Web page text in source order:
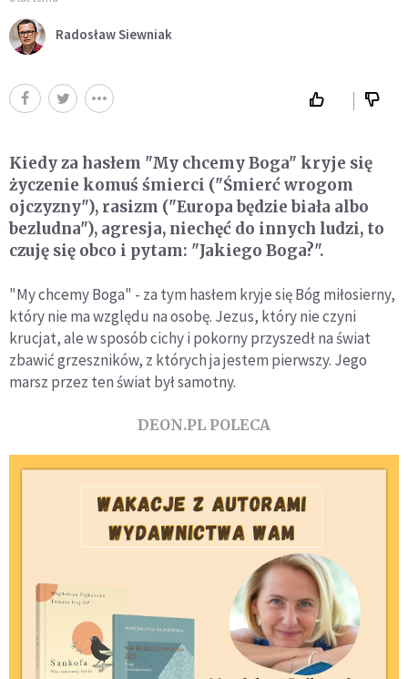
Radosław Siewniak
Kiedy za hasłem "My chcemy Boga" kryje się
życzenie komuś śmierci ("Śmierć wrogom
ojczyzny"), rasizm ("Europa będzie biała albo
bezludna"), agresja, niechęć do innych ludzi, to
czuję się obco i pytam: "Jakiego Boga?".
"My chcemy Boga" - za tym hasłem kryje się Bóg miłosierny,
który nie ma względu na osobę. Jezus, który nie czyni
krucjat, ale w sposób cichy i pokorny przyszedł na świat
zbawić grzeszników, z których ja jestem pierwszy. Jego
marsz przez ten świat był samotny.
DEON.PL POLECA